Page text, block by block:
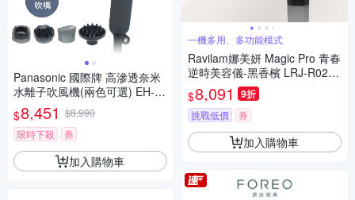
Panasonic 國際牌 高滲透奈米
水離子吹風機(兩色可選) EH-N
A0K
$8,451 $8,990
限時下殺
券
加入購物車
一機多用、多功能模式
Ravilam娜美妍 Magic Pro 青春
逆時美容儀-黑香檳 LRJ-R02-B
G
$8,091 9折
挑戰低價 券
加入購物車